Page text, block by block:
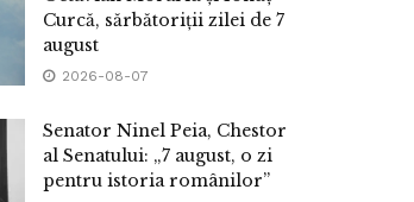
Curcă, sărbătoriții zilei de 7
august
2026-08-07
Senator Ninel Peia, Chestor
al Senatului: „7 august, o zi
pentru istoria românilor”